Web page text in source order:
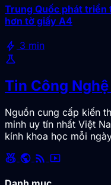
Trung Quốc phát triển
hơn tờ giấy A4
bolt 3 min
science
Tin Công Nghệ
Nguồn cung cấp kiến
minh uy tín nhất Việt
kính khoa học mỗi
social_leaderboard public rss_feed smart_display